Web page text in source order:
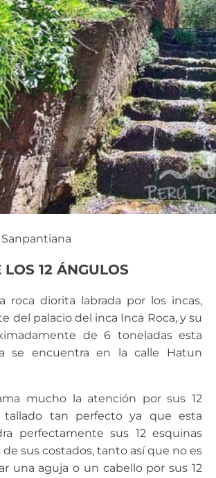
12 ÁNGULOS
roca diorita labrada por los incas,
del palacio del inca Inca Roca, y su
de 6 toneladas esta
se encuentra en la calle Hatun
mucho la atención por sus 12
tan perfecto ya que esta
perfectamente sus 12 esquinas
de sus costados, tanto así que no es
una aguja o un cabello por sus 12